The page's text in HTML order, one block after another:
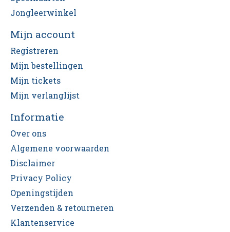
Jongleerwinkel
Mijn account
Registreren
Mijn bestellingen
Mijn tickets
Mijn verlanglijst
Informatie
Over ons
Algemene voorwaarden
Disclaimer
Privacy Policy
Openingstijden
Verzenden & retourneren
Klantenservice